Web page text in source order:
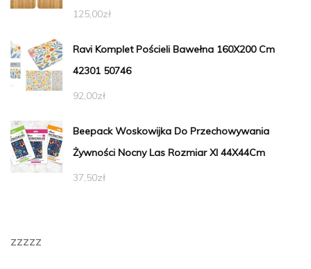
125,00zł
Ravi Komplet Pościeli Bawełna 160X200 Cm
42301 50746
92,00zł
Beepack Woskowijka Do Przechowywania
Żywności Nocny Las Rozmiar Xl 44X44Cm
37,50zł
zzzzz